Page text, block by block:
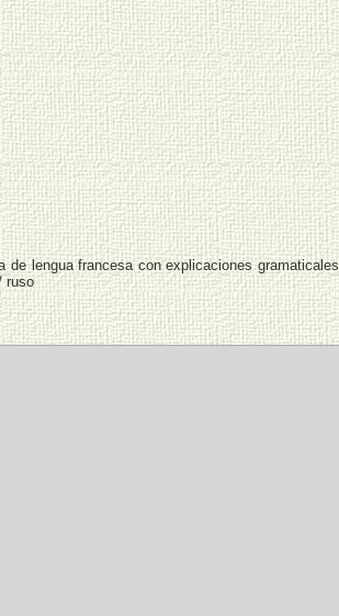
de lengua francesa con explicaciones gramaticales
ruso